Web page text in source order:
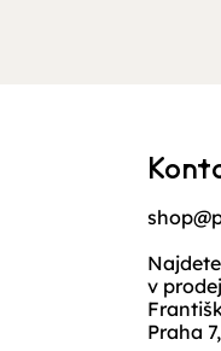
v
Praha